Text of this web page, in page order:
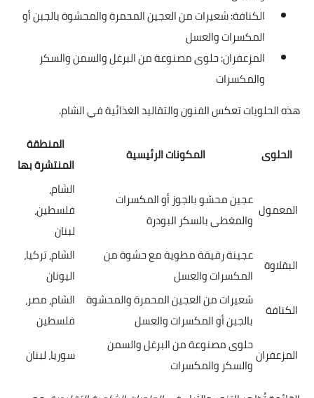
الكنافة: شعيرات من العجين المحمرة والمحشوة بالجبن أو
المكسرات والعسل
المزعفران: حلوى مصنوعة من البرغل والسمن والسكر
والمكسرات
هذه الحلويات تعكس الفنون والتقاليد الغذائية في الشام.
الحلوى المكونات الرئيسية
المنطقة
المنتشرة بها
المعمول
عجين محشو بالجوز أو المكسرات
والمغطى بالسكر البودرة
الشام،
فلسطين،
لبنان
البقلاوة
عجينة رقيقة مطوية مع حشوة من
المكسرات والعسل
الشام، تركيا،
اليونان
الكنافة
شعيرات من العجين المحمرة والمحشوة
بالجبن أو المكسرات والعسل
الشام، مصر،
فلسطين
المزعفران
حلوى مصنوعة من البرغل والسمن
والسكر والمكسرات
سوريا، لبنان